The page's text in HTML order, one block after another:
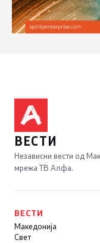
ВЕСТИ
Независни вести од
мрежа ТВ Алфа.
ВЕСТИ
Македонија
Свет